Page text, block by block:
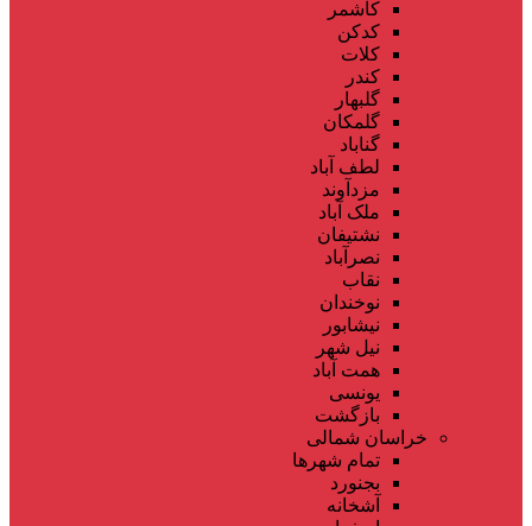
کاشمر
کدکن
کلات
کندر
گلبهار
گلمکان
گناباد
لطف آباد
مزدآوند
ملک آباد
نشتیفان
نصرآباد
نقاب
نوخندان
نیشابور
نیل شهر
همت آباد
یونسی
بازگشت
خراسان شمالی
تمام شهر‌ها
بجنورد
آشخانه